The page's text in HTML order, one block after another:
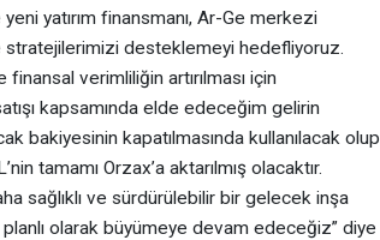
yatırım finansmanı, Ar-Ge merkezi
desteklemeyi hedefliyoruz.
verimliliğin artırılması için
kapsamında elde edeceğim gelirin
bakiyesinin kapatılmasında kullanılacak olup
tamamı Orzax’a aktarılmış olacaktır.
sağlıklı ve sürdürülebilir bir gelecek inşa
olarak büyümeye devam edeceğiz” diye